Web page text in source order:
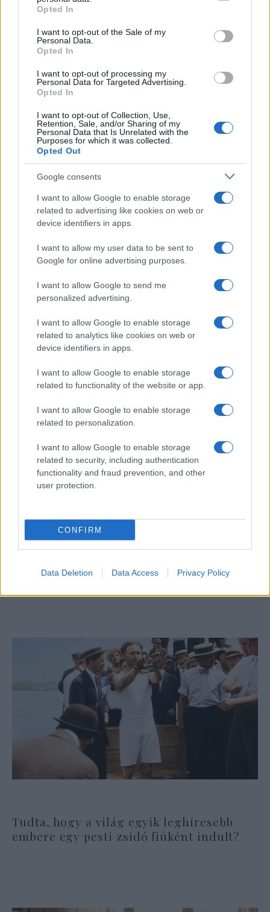
grant or deny consent to Google and its third-party tags to
use your data for below specified purposes in below Google
consent section.
Opted In
I want to opt-out of the Sale of my
Personal Data.
Opted In
I want to opt-out of processing my
Personal Data for Targeted Advertising.
Opted In
I want to opt-out of Collection, Use,
Retention, Sale, and/or Sharing of my
Personal Data that Is Unrelated with the
Purposes for which it was collected.
Opted Out
Google consents
I want to allow Google to enable storage
related to advertising like cookies on web or
device identifiers in apps.
I want to allow my user data to be sent to
Google for online advertising purposes.
I want to allow Google to send me
personalized advertising.
I want to allow Google to enable storage
related to analytics like cookies on web or
device identifiers in apps.
I want to allow Google to enable storage
related to functionality of the website or app.
I want to allow Google to enable storage
related to personalization.
I want to allow Google to enable storage
related to security, including authentication
functionality and fraud prevention, and other
user protection.
CONFIRM
Data Deletion Data Access Privacy Policy
– mondta, majd kijelentette, hogy
Magyarország nem a zsidók hazája. Végül a
rózsadombi paktumot emlegette, amelynek
szerinte a magyar nép kiirtásához van köze,
majd egy eltitkolt Munkácsy festményről is
szólt, amiről kijelentette, hogy az egy szűz
nő zsidók általi „felszabdalását” jeleníti meg.
A súlyos antiszemita incidensről a TEV adott
hírt, majd bejelentést tett a Miskolci
Önkormányzati Rendészeten és a Miskolci
Rendőrkapitányságon feljelentést is tett.
európai ország, ahol a zsidók
önmaguk lehetnek
Megrázó: kilenc árva siratja a péntek este
hirtelen elhunyt fiatal rabbit
Tudta, hogy a világ egyik leghíresebb
embere egy pesti zsidó fiúként indult?